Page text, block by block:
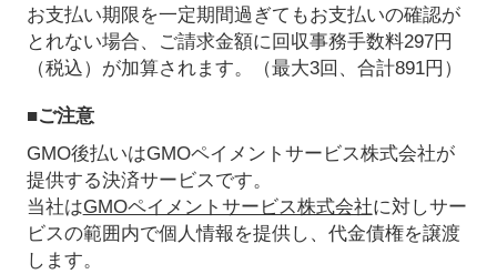
お支払い期限を一定期間過ぎてもお支払いの確認が
とれない場合、ご請求金額に回収事務手数料297円
（税込）が加算されます。（最大3回、合計891円）
■ご注意
GMO後払いはGMOペイメントサービス株式会社が
提供する決済サービスです。
当社はGMOペイメントサービス株式会社に対しサー
ビスの範囲内で個人情報を提供し、代金債権を譲渡
します。